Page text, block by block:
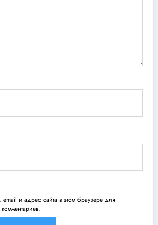
и адрес сайта в этом браузере для